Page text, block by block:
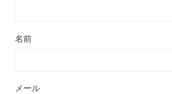
名前
メール